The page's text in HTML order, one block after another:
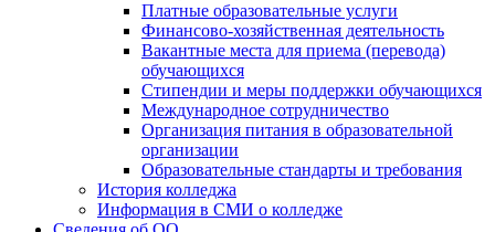
Платные образовательные услуги
Финансово-хозяйственная деятельность
Вакантные места для приема (перевода)
обучающихся
Стипендии и меры поддержки обучающихся
Международное сотрудничество
Организация питания в образовательной
организации
Образовательные стандарты и требования
История колледжа
Информация в СМИ о колледже